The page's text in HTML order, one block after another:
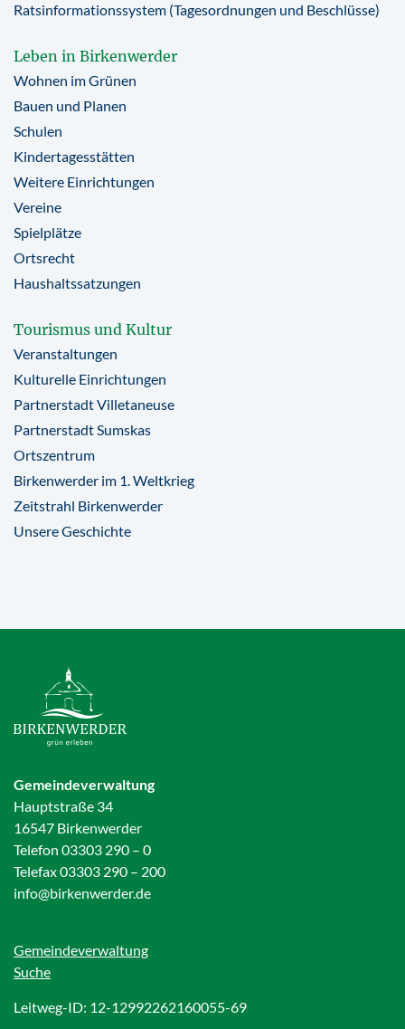
Ratsinformationssystem (Tagesordnungen und Beschlüsse)
Leben in Birkenwerder
Wohnen im Grünen
Bauen und Planen
Schulen
Kindertagesstätten
Weitere Einrichtungen
Vereine
Spielplätze
Ortsrecht
Haushaltssatzungen
Tourismus und Kultur
Veranstaltungen
Kulturelle Einrichtungen
Partnerstadt Villetaneuse
Partnerstadt Sumskas
Ortszentrum
Birkenwerder im 1. Weltkrieg
Zeitstrahl Birkenwerder
Unsere Geschichte
Gemeindeverwaltung
Hauptstraße 34
16547 Birkenwerder
Telefon 03303 290 – 0
Telefax 03303 290 – 200
info@birkenwerder.de
Gemeindeverwaltung
Suche
Leitweg-ID: 12-12992262160055-69